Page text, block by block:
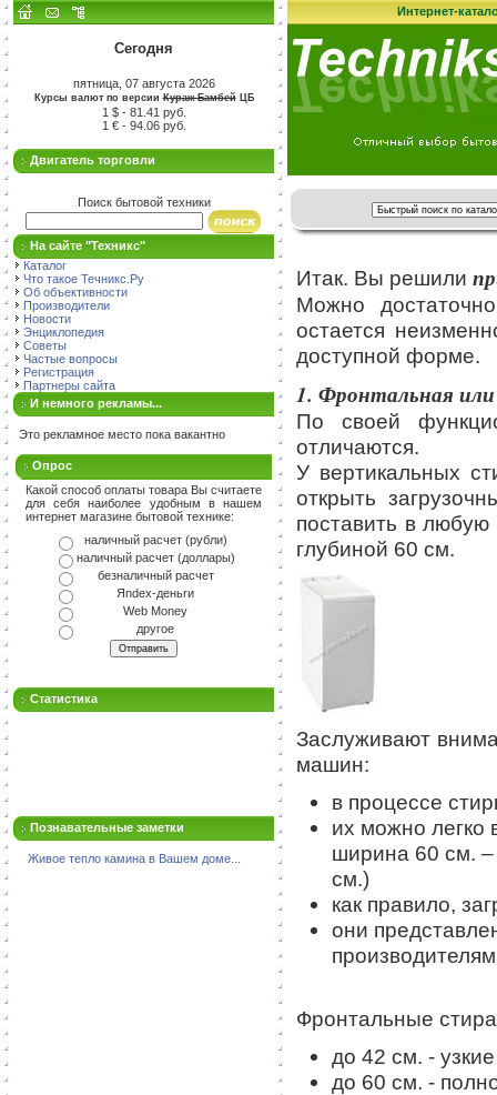
Сегодня
пятница, 07 августа 2026
Курсы валют по версииКураж-БамбейЦБ
1 $ - 81.41 руб.
1 € - 94.06 руб.
Двигатель торговли
Поиск бытовой техники
На сайте "Техникс"
Каталог
Что такое Течникс.Ру
Об объективности
Производители
Новости
Энциклопедия
Советы
Частые вопросы
Регистрация
Партнеры сайта
И немного рекламы...
Это рекламное место пока вакантно
Опрос
Какой способ оплаты товара Вы считаете
для себя наиболее удобным в нашем
интернет магазине бытовой технике:
наличный расчет (рубли)
наличный расчет (доллары)
безналичный расчет
Яndex-деньги
Web Money
другое
Статистика
Познавательные заметки
Живое тепло камина в Вашем доме...
Интернет-
Итак. Вы решили
Можно
остается
доступной форме.
1. Фронтальная
По своей
отличаются.
У вертикальных
открыть
поставить в
глубиной 60 см.
Заслуживают
машин:
в процессе
их можно легко
ширина 60 см. –
см.)
как правило,
они
Фронтальные
до 42 см. - узкие
до 60 см. -